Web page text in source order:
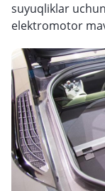
suyuqliklar
elektromotor